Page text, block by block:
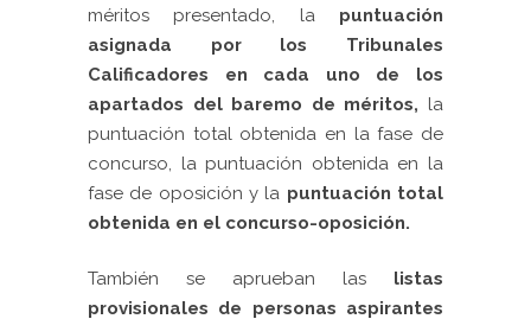
méritos presentado, la puntuación
asignada por los Tribunales
Calificadores en cada uno de los
apartados del baremo de méritos, la
puntuación total obtenida en la fase de
concurso, la puntuación obtenida en la
fase de oposición y la puntuación total
obtenida en el concurso-oposición.
También se aprueban las listas
provisionales de personas aspirantes